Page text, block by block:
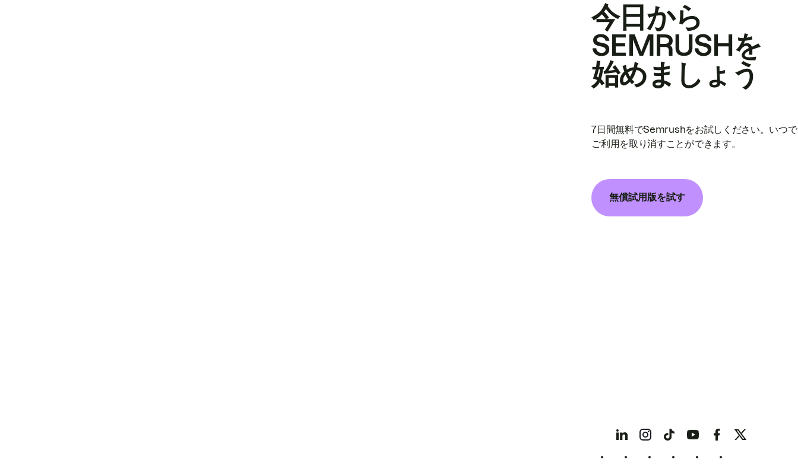
今日から
SEMRUSHを
始めましょう
7日間無料でSemrushをお試しください。いつ
ご利用を取り消すことができます。
無償試用版を試す